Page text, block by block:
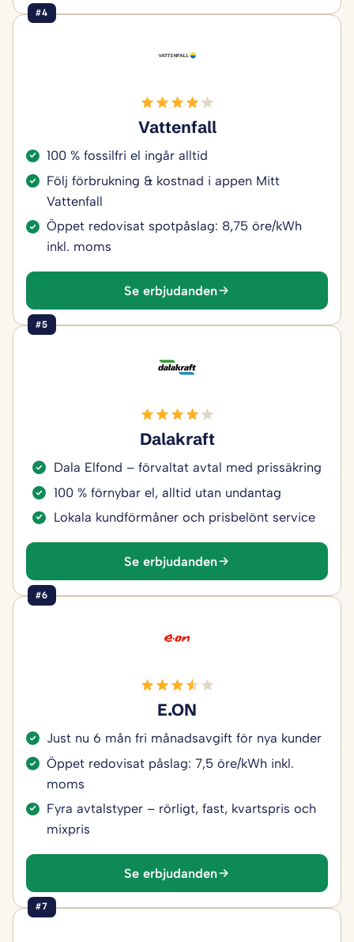
#4
Vattenfall
100 % fossilfri el ingår alltid
Följ förbrukning & kostnad i appen Mitt
Vattenfall
Öppet redovisat spotpåslag: 8,75 öre/kWh
inkl. moms
Se erbjudanden
#5
Dalakraft
Dala Elfond – förvaltat avtal med prissäkring
100 % förnybar el, alltid utan undantag
Lokala kundförmåner och prisbelönt service
Se erbjudanden
#6
E.ON
Just nu 6 mån fri månadsavgift för nya kunder
Öppet redovisat påslag: 7,5 öre/kWh inkl.
moms
Fyra avtalstyper – rörligt, fast, kvartspris och
mixpris
Se erbjudanden
#7